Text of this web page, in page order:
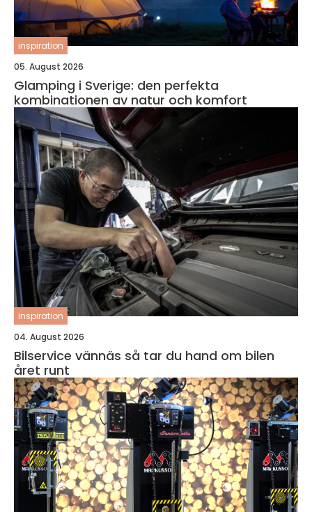
inspiration
05. August 2026
Glamping i Sverige: den perfekta
kombinationen av natur och komfort
inspiration
04. August 2026
Bilservice vännäs så tar du hand om bilen
året runt